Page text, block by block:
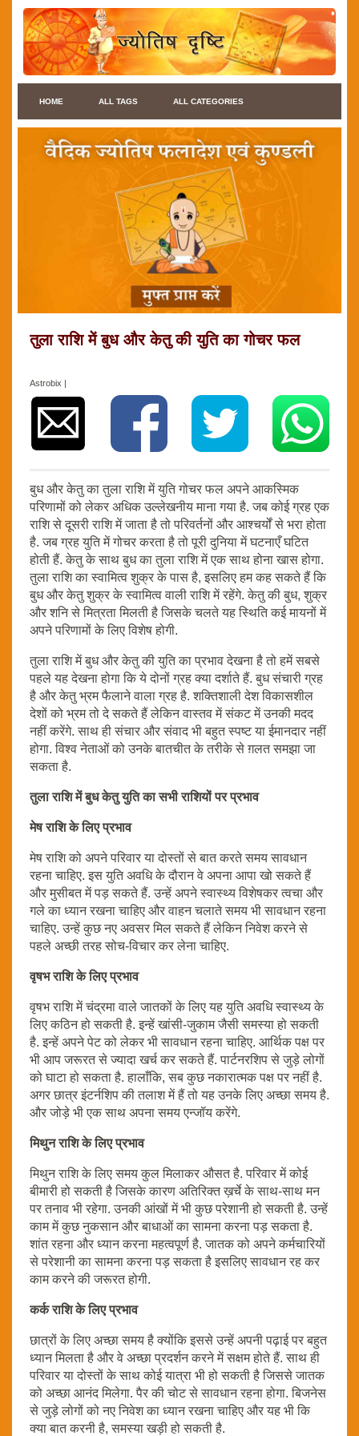
HOME ALL TAGS ALL CATEGORIES
तुला राशि में बुध और केतु की युति का गोचर फल
Astrobix |
बुध और केतु का तुला राशि में युति गोचर फल अपने आकस्मिक
परिणामों को लेकर अधिक उल्लेखनीय माना गया है. जब कोई ग्रह एक
राशि से दूसरी राशि में जाता है तो परिवर्तनों और आश्चर्यों से भरा होता
है. जब ग्रह युति में गोचर करता है तो पूरी दुनिया में घटनाएँ घटित
होती हैं. केतु के साथ बुध का तुला राशि में एक साथ होना खास होगा.
तुला राशि का स्वामित्व शुक्र के पास है, इसलिए हम कह सकते हैं कि
बुध और केतु शुक्र के स्वामित्व वाली राशि में रहेंगे. केतु की बुध, शुक्र
और शनि से मित्रता मिलती है जिसके चलते यह स्थिति कई मायनों में
अपने परिणामों के लिए विशेष होगी.
तुला राशि में बुध और केतु की युति का प्रभाव देखना है तो हमें सबसे
पहले यह देखना होगा कि ये दोनों ग्रह क्या दर्शाते हैं. बुध संचारी ग्रह
है और केतु भ्रम फैलाने वाला ग्रह है. शक्तिशाली देश विकासशील
देशों को भ्रम तो दे सकते हैं लेकिन वास्तव में संकट में उनकी मदद
नहीं करेंगे. साथ ही संचार और संवाद भी बहुत स्पष्ट या ईमानदार नहीं
होगा. विश्व नेताओं को उनके बातचीत के तरीके से ग़लत समझा जा
सकता है.
तुला राशि में बुध केतु युति का सभी राशियों पर प्रभाव
मेष राशि के लिए प्रभाव
मेष राशि को अपने परिवार या दोस्तों से बात करते समय सावधान
रहना चाहिए. इस युति अवधि के दौरान वे अपना आपा खो सकते हैं
और मुसीबत में पड़ सकते हैं. उन्हें अपने स्वास्थ्य विशेषकर त्वचा और
गले का ध्यान रखना चाहिए और वाहन चलाते समय भी सावधान रहना
चाहिए. उन्हें कुछ नए अवसर मिल सकते हैं लेकिन निवेश करने से
पहले अच्छी तरह सोच-विचार कर लेना चाहिए.
वृषभ राशि के लिए प्रभाव
वृषभ राशि में चंद्रमा वाले जातकों के लिए यह युति अवधि स्वास्थ्य के
लिए कठिन हो सकती है. इन्हें खांसी-जुकाम जैसी समस्या हो सकती
है. इन्हें अपने पेट को लेकर भी सावधान रहना चाहिए. आर्थिक पक्ष पर
भी आप जरूरत से ज्यादा खर्च कर सकते हैं. पार्टनरशिप से जुड़े लोगों
को घाटा हो सकता है. हालाँकि, सब कुछ नकारात्मक पक्ष पर नहीं है.
अगर छात्र इंटर्नशिप की तलाश में हैं तो यह उनके लिए अच्छा समय है.
और जोड़े भी एक साथ अपना समय एन्जॉय करेंगे.
मिथुन राशि के लिए प्रभाव
मिथुन राशि के लिए समय कुल मिलाकर औसत है. परिवार में कोई
बीमारी हो सकती है जिसके कारण अतिरिक्त ख़र्चे के साथ-साथ मन
पर तनाव भी रहेगा. उनकी आंखों में भी कुछ परेशानी हो सकती है. उन्हें
काम में कुछ नुकसान और बाधाओं का सामना करना पड़ सकता है.
शांत रहना और ध्यान करना महत्वपूर्ण है. जातक को अपने कर्मचारियों
से परेशानी का सामना करना पड़ सकता है इसलिए सावधान रह कर
काम करने की जरूरत होगी.
कर्क राशि के लिए प्रभाव
छात्रों के लिए अच्छा समय है क्योंकि इससे उन्हें अपनी पढ़ाई पर बहुत
ध्यान मिलता है और वे अच्छा प्रदर्शन करने में सक्षम होते हैं. साथ ही
परिवार या दोस्तों के साथ कोई यात्रा भी हो सकती है जिससे जातक
को अच्छा आनंद मिलेगा. पैर की चोट से सावधान रहना होगा. बिजनेस
से जुड़े लोगों को नए निवेश का ध्यान रखना चाहिए और यह भी कि
क्या बात करनी है, समस्या खड़ी हो सकती है.